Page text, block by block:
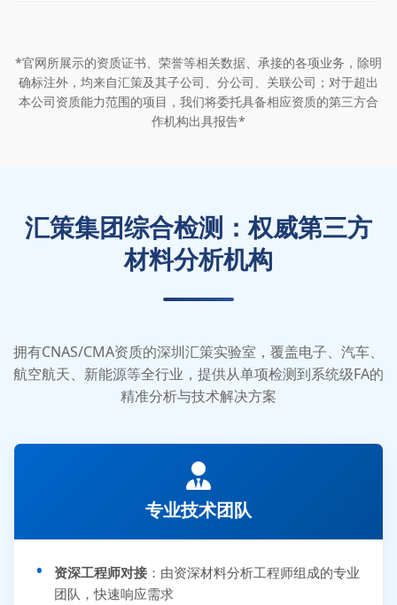
*官网所展示的资质证书、荣誉等相关数据、承接的各项业务，除明
确标注外，均来自汇策及其子公司、分公司、关联公司；对于超出
本公司资质能力范围的项目，我们将委托具备相应资质的第三方合
作机构出具报告*
汇策集团综合检测：权威第三方
材料分析机构
拥有CNAS/CMA资质的深圳汇策实验室，覆盖电子、汽车、
航空航天、新能源等全行业，提供从单项检测到系统级FA的
精准分析与技术解决方案
专业技术团队
资深工程师对接 ：由资深材料分析工程师组成的专业
团队，快速响应需求